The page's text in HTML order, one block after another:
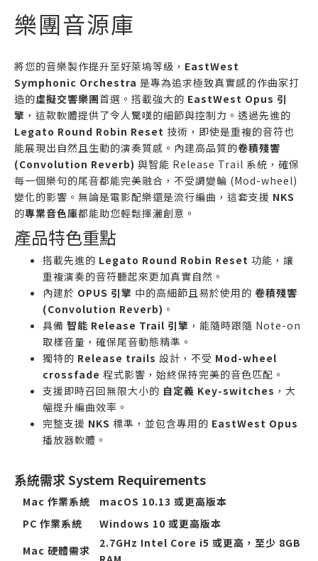
樂團音源庫
將您的音樂製作提升至好萊塢等級， EastWest
Symphonic Orchestra 是專為追求極致真實感的作曲家打
造的虛擬交響樂團首選。搭載強大的 EastWest Opus 引
擎 ，這款軟體提供了令人驚嘆的細節與控制力。透過先進的
Legato Round Robin Reset 技術，即使是重複的音符也
能展現出自然且生動的演奏質感。內建高品質的卷積殘響
(Convolution Reverb) 與智能 Release Trail 系統，確保
每一個樂句的尾音都能完美融合，不受調變輪 (Mod-wheel)
變化的影響。無論是電影配樂還是流行編曲，這套支援 NKS
的專業音色庫都能助您輕鬆揮灑創意。
產品特色重點
搭載先進的 Legato Round Robin Reset 功能，讓
重複演奏的音符聽起來更加真實自然。
內建於 OPUS 引擎 中的高細節且易於使用的 卷積殘響
(Convolution Reverb) 。
具備 智能 Release Trail 引擎 ，能隨時跟隨 Note-on
取樣音量，確保尾音動態精準。
獨特的 Release trails 設計，不受 Mod-wheel
crossfade 程式影響，始終保持完美的音色匹配。
支援即時召回無限大小的 自定義 Key-switches ，大
幅提升編曲效率。
完整支援 NKS 標準，並包含專用的 EastWest Opus
播放器軟體。
系統需求 System Requirements
Mac 作業系統
macOS 10.13 或更高版本
PC 作業系統
Windows 10 或更高版本
Mac 硬體需求
2.7GHz Intel Core i5 或更高，至少 8GB